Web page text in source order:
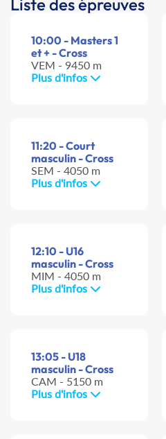
Liste des épreuves
10:00 - Masters 1
et + - Cross
VEM - 9450 m
Plus d'infos
11:20 - Court
masculin - Cross
SEM - 4050 m
Plus d'infos
12:10 - U16
masculin - Cross
MIM - 4050 m
Plus d'infos
13:05 - U18
masculin - Cross
CAM - 5150 m
Plus d'infos